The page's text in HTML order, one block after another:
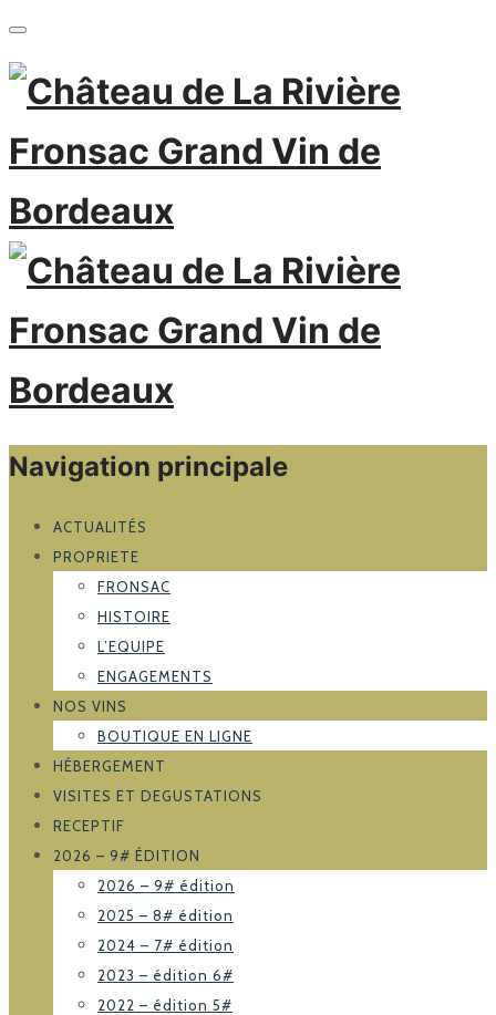
Navigation principale
ACTUALITÉS
PROPRIETE
FRONSAC
HISTOIRE
L’EQUIPE
ENGAGEMENTS
NOS VINS
BOUTIQUE EN LIGNE
HÉBERGEMENT
VISITES ET DEGUSTATIONS
RECEPTIF
2026 – 9# ÉDITION
2026 – 9# édition
2025 – 8# édition
2024 – 7# édition
2023 – édition 6#
2022 – édition 5#